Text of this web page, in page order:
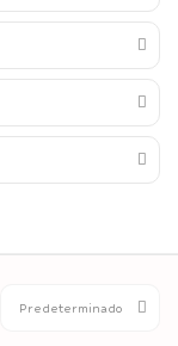
Predeterminado